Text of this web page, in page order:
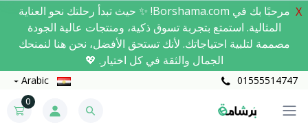
مرحبًا بك في Borshama.com! ✨ حيث تبدأ رحلتك نحو العناية
المثالية. استمتع بتجربة تسوق ذكية، ومنتجات عالية الجودة
مصممة لتلبية احتياجاتك. لأنك تستحق الأفضل، نحن هنا لنمنحك
الجمال والثقة في كل اختيار. 💖
X
01555514747
0